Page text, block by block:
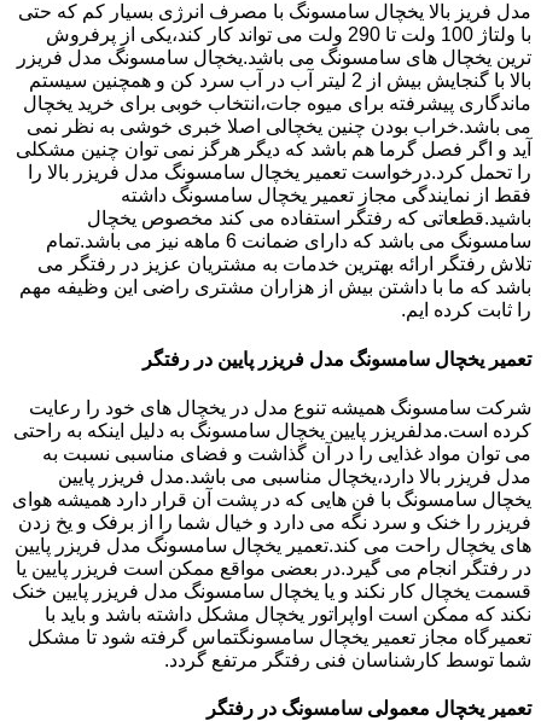
مدل فریز بالا یخچال سامسونگ با مصرف انرژی بسیار کم که حتی
با ولتاژ 100 ولت تا 290 ولت می تواند کار کند،یکی از پرفروش
ترین یخچال های سامسونگ می باشد.یخچال سامسونگ مدل فریزر
بالا با گنجایش بیش از 2 لیتر آب در آب سرد کن و همچنین سیستم
ماندگاری پیشرفته برای میوه جات،انتخاب خوبی برای خرید یخچال
می باشد.خراب بودن چنین یخچالی اصلا خبری خوشی به نظر نمی
آید و اگر فصل گرما هم باشد که دیگر هرگز نمی توان چنین مشکلی
را تحمل کرد.درخواست تعمیر یخچال سامسونگ مدل فریزر بالا را
فقط از نمایندگی مجاز تعمیر یخچال سامسونگ داشته
باشید.قطعاتی که رفتگر استفاده می کند مخصوص یخچال
سامسونگ می باشد که دارای ضمانت 6 ماهه نیز می باشد.تمام
تلاش رفتگر ارائه بهترین خدمات به مشتریان عزیز در رفتگر می
باشد که ما با داشتن بیش از هزاران مشتری راضی این وظیفه مهم
را ثابت کرده ایم.
تعمیر یخچال سامسونگ مدل فریزر پایین در رفتگر
شرکت سامسونگ همیشه تنوع مدل در یخچال های خود را رعایت
کرده است.مدلفریزر پایین یخچال سامسونگ به دلیل اینکه به راحتی
می توان مواد غذایی را در آن گذاشت و فضای مناسبی نسبت به
مدل فریزر بالا دارد،یخچال مناسبی می باشد.مدل فریزر پایین
یخچال سامسونگ با فن هایی که در پشت آن قرار دارد همیشه هوای
فریزر را خنک و سرد نگه می دارد و خیال شما را از برفک و یخ زدن
های یخچال راحت می کند.تعمیر یخچال سامسونگ مدل فریزر پایین
در رفتگر انجام می گیرد.در بعضی مواقع ممکن است فریزر پایین یا
قسمت یخچال کار نکند و یا یخچال سامسونگ مدل فریزر پایین خنک
نکند که ممکن است اواپراتور یخچال مشکل داشته باشد و باید با
تعمیرگاه مجاز تعمیر یخچال سامسونگتماس گرفته شود تا مشکل
شما توسط کارشناسان فنی رفتگر مرتفع گردد.
تعمیر یخچال معمولی سامسونگ در رفتگر